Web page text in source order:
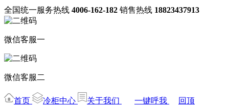
全国统一服务热线 4006-162-182 销售热线 18823437913
微信客服一
微信客服二
首页 冷柜中心 关于我们 一键呼我 回顶